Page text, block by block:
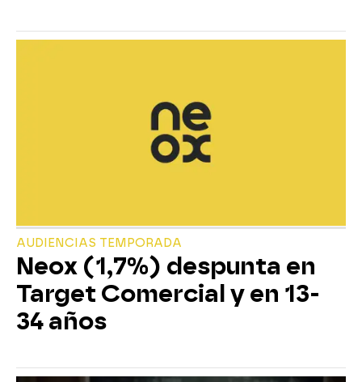
AUDIENCIAS TEMPORADA
Neox (1,7%) despunta en
Target Comercial y en 13-
34 años